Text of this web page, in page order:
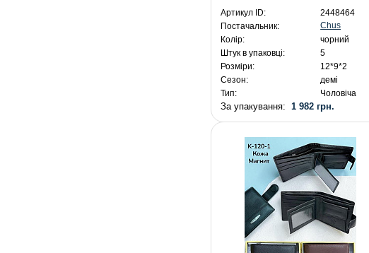
Артикул ID:
2448464
Постачальник:
Chus
Колір:
чорний
Штук в упаковці:
5
Розміри:
12*9*2
Сезон:
демі
Тип:
Чоловіча
За упакування:1 982 грн.